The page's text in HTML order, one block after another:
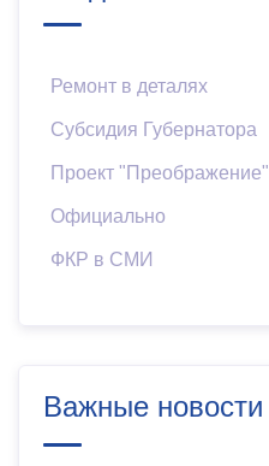
Ремонт в деталях
Субсидия Губернатора
Проект "Преображение"
Официально
ФКР в СМИ
Важные новости